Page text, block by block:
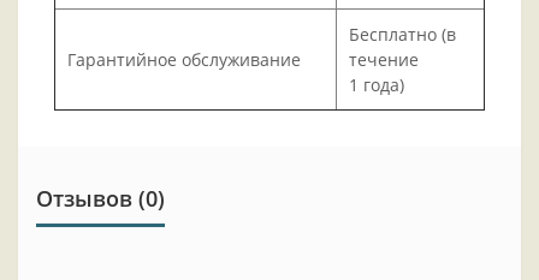
Гарантийное обслуживание
Бесплатно (в
течение
1 года)
Отзывов (0)